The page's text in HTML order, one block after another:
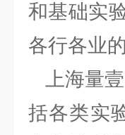
和基础实
各行各业
上海量
括各类实